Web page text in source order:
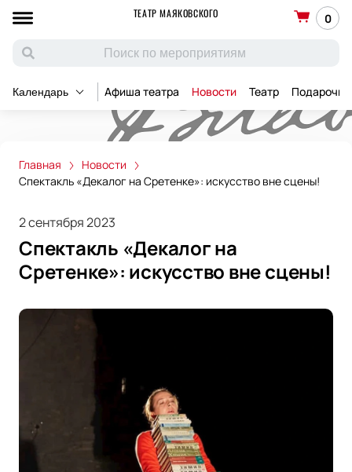
ТЕАТР МАЯКОВСКОГО 0
Календарь Афиша театра Новости Театр
Главная
Новости
Спектакль «Декалог на Сретенке»: искусство вне сцены!
2 сентября 2023
Спектакль «Декалог на
Сретенке»: искусство вне сцены!